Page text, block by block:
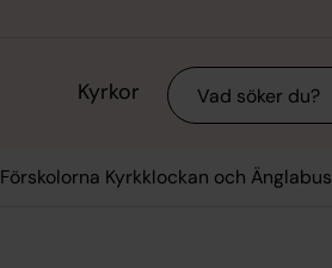
Kyrkor Sök
Förskolorna Kyrkklockan och Änglabus